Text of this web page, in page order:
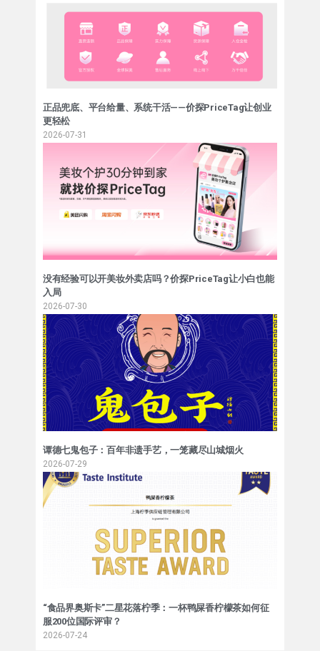
正品兜底、平台给量、系统干活——价探PriceTag让创业
更轻松
2026-07-31
没有经验可以开美妆外卖店吗？价探PriceTag让小白也能
入局
2026-07-30
谭德七鬼包子：百年非遗手艺，一笼藏尽山城烟火
2026-07-29
“食品界奥斯卡”二星花落柠季：一杯鸭屎香柠檬茶如何征
服200位国际评审？
2026-07-24